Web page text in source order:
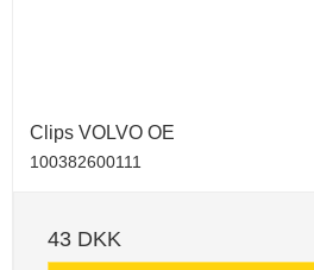
Clips VOLVO OE
100382600111
43 DKK